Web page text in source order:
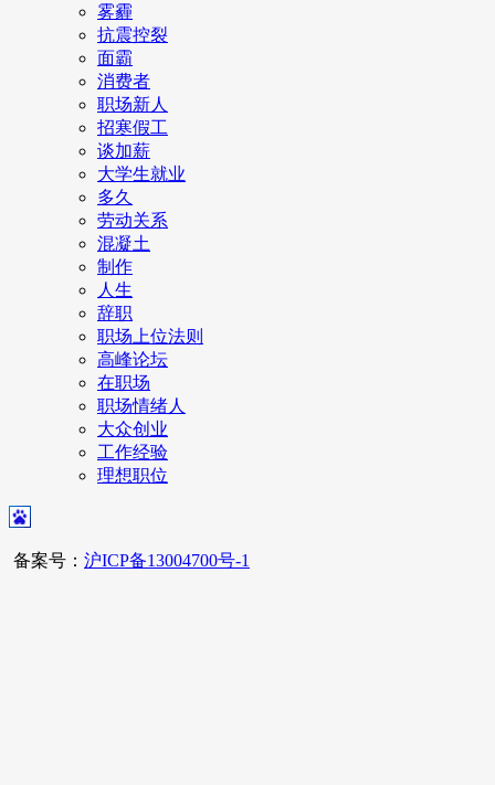
雾霾
抗震控裂
面霸
消费者
职场新人
招寒假工
谈加薪
大学生就业
多久
劳动关系
混凝土
制作
人生
辞职
职场上位法则
高峰论坛
在职场
职场情绪人
大众创业
工作经验
理想职位
备案号： 沪ICP备13004700号-1